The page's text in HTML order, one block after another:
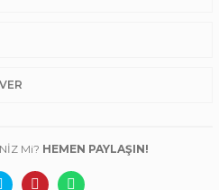
Mi? HEMEN PAYLAŞIN!